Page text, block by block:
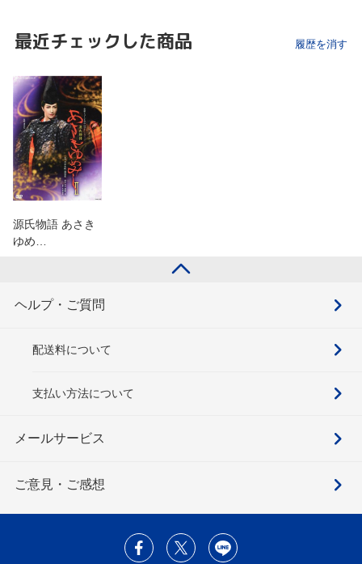
最近チェックした商品 履歴を消す
源氏物語 あさき
ゆめ…
ヘルプ・ご質問
配送料について
支払い方法について
メールサービス
ご意見・ご感想